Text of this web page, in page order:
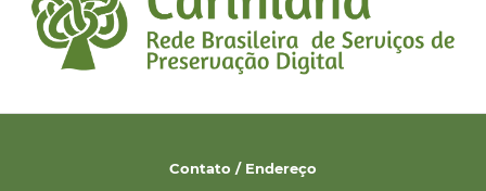
Contato / Endereço